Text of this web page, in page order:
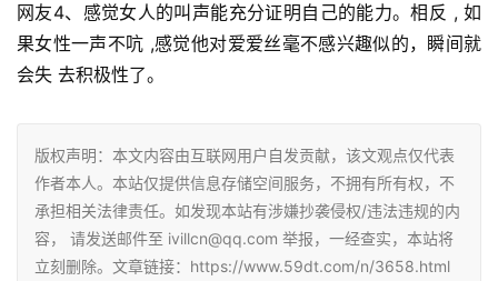
网友4、感觉女人的叫声能充分证明自己的能力。相反 , 如
果女性一声不吭 ,感觉他对爱爱丝毫不感兴趣似的，瞬间就
会失 去积极性了。
版权声明：本文内容由互联网用户自发贡献，该文观点仅代表
作者本人。本站仅提供信息存储空间服务，不拥有所有权，不
承担相关法律责任。如发现本站有涉嫌抄袭侵权/违法违规的内
容， 请发送邮件至 ivillcn@qq.com 举报，一经查实，本站将
立刻删除。文章链接：https://www.59dt.com/n/3658.html